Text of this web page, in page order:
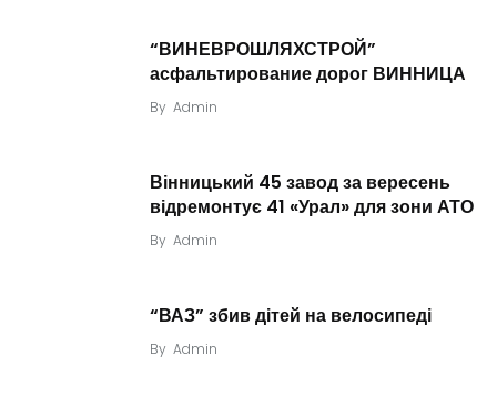
“ВИНЕВРОШЛЯХСТРОЙ”
асфальтирование дорог ВИННИЦА
By Admin
Вінницький 45 завод за вересень
відремонтує 41 «Урал» для зони АТО
By Admin
“ВАЗ” збив дітей на велосипеді
By Admin